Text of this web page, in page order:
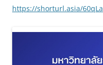
https://shorturl.asia/60qLa